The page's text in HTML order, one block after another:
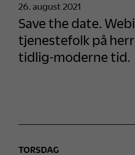
26. august 2021
Save the date.
tjenestefolk på
tidlig-moderne tid.
TORSDAG